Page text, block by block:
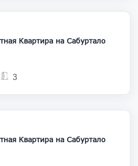
187 000
Продается 3 комнатная Квартира на Сабуртало
3
165 000
Продается 3 комнатная Квартира на Сабуртало